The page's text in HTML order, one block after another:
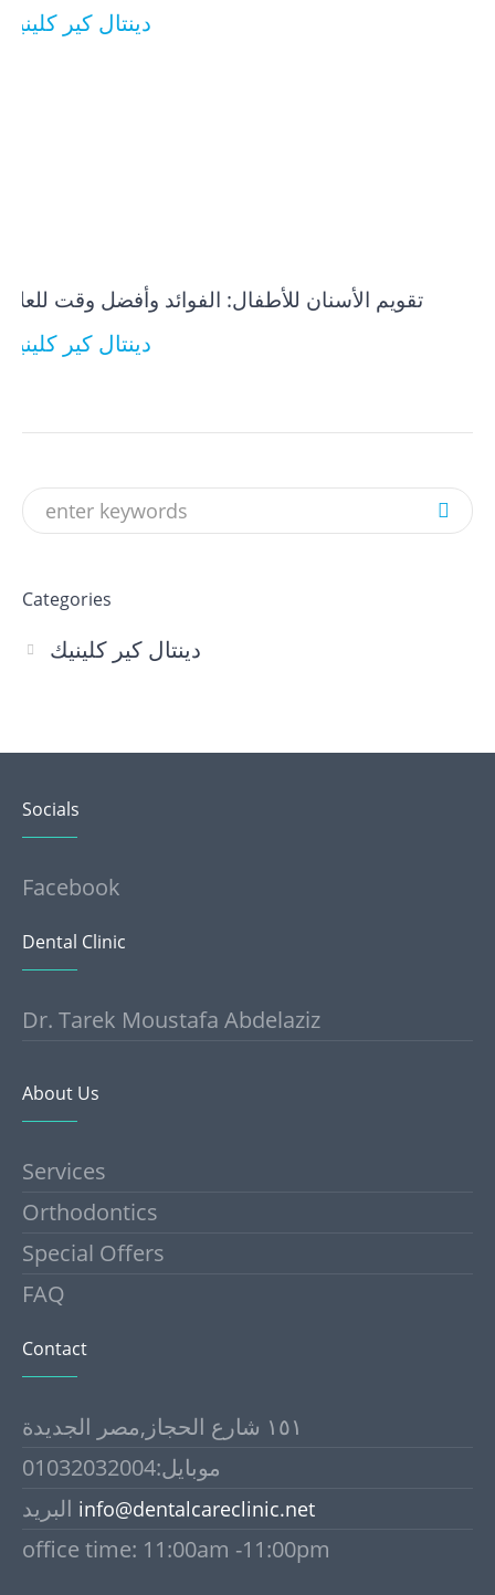
دينتال كير كلينيك
تقويم الأسنان للأطفال: الفوائد وأفضل وقت للعلاج
دينتال كير كلينيك
Categories
دينتال كير كلينيك
Socials
Facebook
Dental Clinic
Dr. Tarek Moustafa Abdelaziz
About Us
Services
Orthodontics
Special Offers
FAQ
Contact
١٥١ شارع الحجاز,مصر الجديدة
موبايل:01032032004
info@dentalcareclinic.net
office time: 11:00am -11:00pm